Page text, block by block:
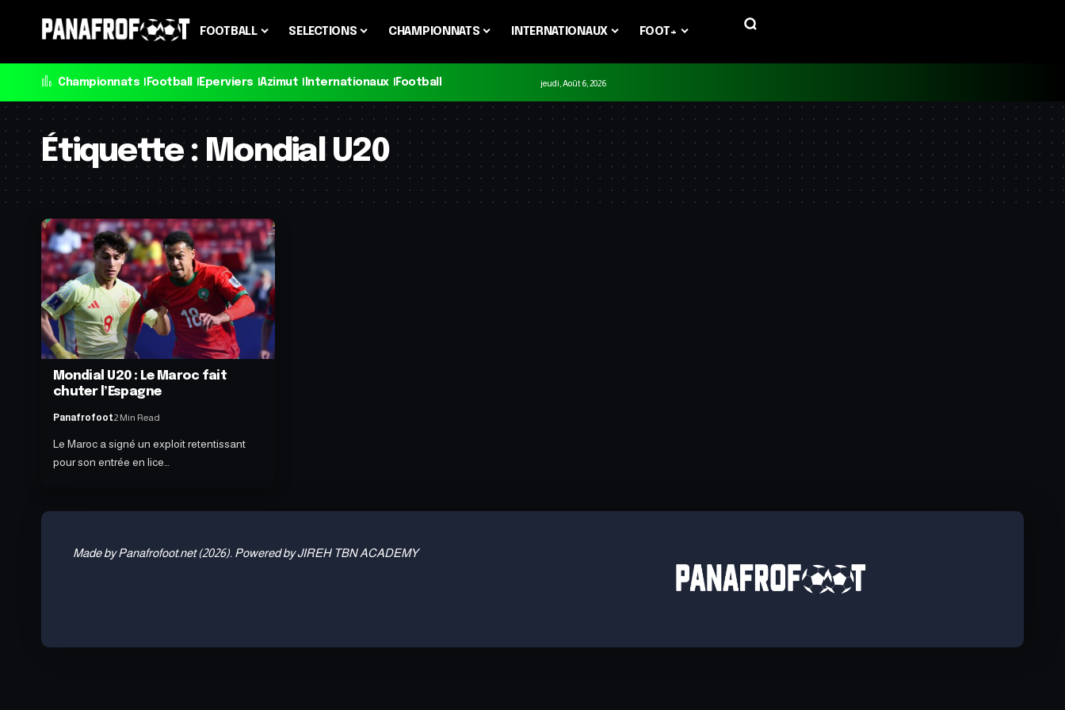
FOOTBALL SELECTIONS CHAMPIONNATS INTERNATIONAUX FOOT+
Championnats Football Eperviers Azimut Internationaux Football jeudi, Août 6, 2026
Étiquette : Mondial U20
Mondial U20 : Le Maroc fait
chuter l’Espagne
Panafrofoot2 Min Read
Le Maroc a signé un exploit retentissant
pour son entrée en lice…
Made by Panafrofoot.net (2026). Powered by JIREH TBN ACADEMY